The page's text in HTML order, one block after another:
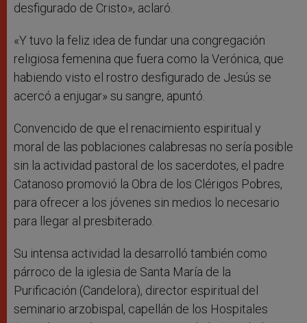
desfigurado de Cristo», aclaró.
«Y tuvo la feliz idea de fundar una congregación
religiosa femenina que fuera como la Verónica, que
habiendo visto el rostro desfigurado de Jesús se
acercó a enjugar» su sangre, apuntó.
Convencido de que el renacimiento espiritual y
moral de las poblaciones calabresas no sería posible
sin la actividad pastoral de los sacerdotes, el padre
Catanoso promovió la Obra de los Clérigos Pobres,
para ofrecer a los jóvenes sin medios lo necesario
para llegar al presbiterado.
Su intensa actividad la desarrolló también como
párroco de la iglesia de Santa María de la
Purificación (Candelora), director espiritual del
seminario arzobispal, capellán de los Hospitales